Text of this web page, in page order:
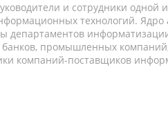
и сотрудники одной
технологий.
департаментов
банков, промышленных
компаний-поставщиков